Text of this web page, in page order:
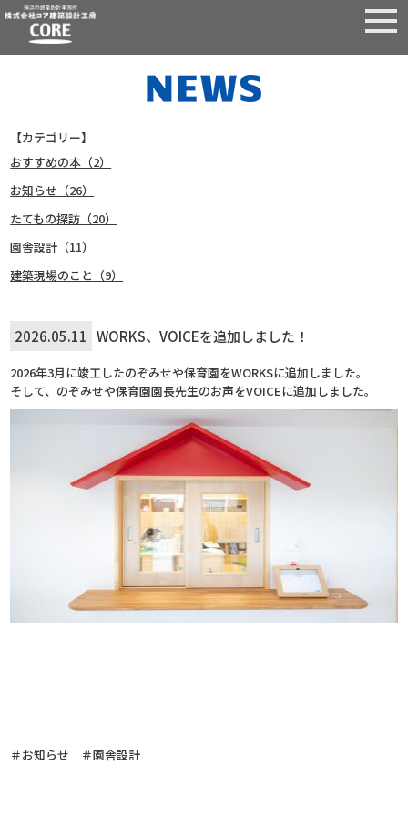
【カテゴリー】
おすすめの本（2）
お知らせ（26）
たてもの探訪（20）
園舎設計（11）
建築現場のこと（9）
2026.05.11 WORKS、VOICEを追加しました！
2026年3月に竣工したのぞみせや保育園をWORKSに追加しました。
そして、のぞみせや保育園園長先生のお声をVOICEに追加しました。
＃お知らせ ＃園舎設計